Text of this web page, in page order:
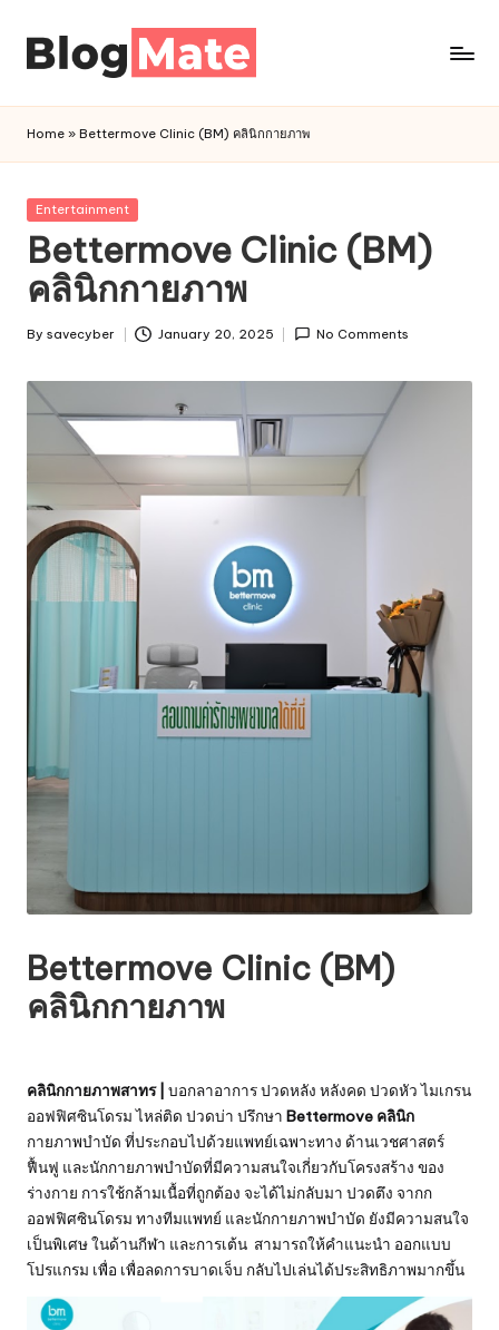
n
y
t
i
c
r
d
Home » Bettermove Clinic (BM) คลินิกกายภาพ
Posted
Entertainment
Bettermove Clinic (BM)
คลินิกกายภาพ
Posted
By savecyber January 20, 2025 No Comments
Bettermove Clinic (BM)
คลินิกกายภาพ
คลินิกกายภาพสาทร | บอกลาอาการ ปวดหลัง หลังคด ปวดหัว ไมเกรน
ออฟฟิศซินโดรม ไหล่ติด ปวดบ่า ปรึกษา Bettermove คลินิก
กายภาพบำบัด ที่ประกอบไปด้วยแพทย์เฉพาะทาง ด้านเวชศาสตร์
ฟื้นฟู และนักกายภาพบำบัดที่มีความสนใจเกี่ยวกับโครงสร้าง ของ
ร่างกาย การใช้กล้ามเนื้อที่ถูกต้อง จะได้ไม่กลับมา ปวดตึง จากก
ออฟฟิศซินโดรม ทางทีมแพทย์ และนักกายภาพบำบัด ยังมีความสนใจ
เป็นพิเศษ ในด้านกีฬา และการเต้น สามารถให้คำแนะนำ ออกแบบ
โปรแกรม เพื่อ เพื่อลดการบาดเจ็บ กลับไปเล่นได้ประสิทธิภาพมากขึ้น